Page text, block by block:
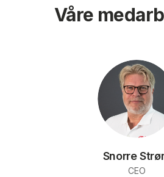
Våre
Snorre
CEO